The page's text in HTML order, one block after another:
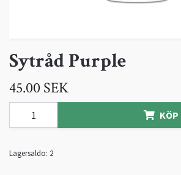
Sytråd Purple
45.00 SEK
KÖP
Lagersaldo: 2